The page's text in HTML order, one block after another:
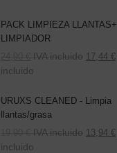
PACK LIMPIEZA LLANTAS+
LIMPIADOR
El
precio
era:
39,80 €.
24,90 € El
precio
es:
24,90 €.
IVA incluido 17,44 €
incluido
URUXS CLEANED - Limpia
llantas/grasa
19,90 € IVA incluido 13,94 €
incluido